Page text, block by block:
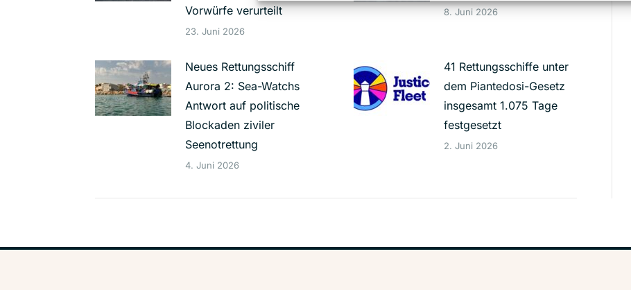
Vorwürfe verurteilt
23. Juni 2026
8. Juni 2026
Neues Rettungsschiff
Aurora 2: Sea-Watchs
Antwort auf politische
Blockaden ziviler
Seenotrettung
4. Juni 2026
41 Rettungsschiffe unter
dem Piantedosi-Gesetz
insgesamt 1.075 Tage
festgesetzt
2. Juni 2026